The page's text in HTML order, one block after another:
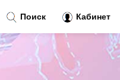
Поиск Кабинет